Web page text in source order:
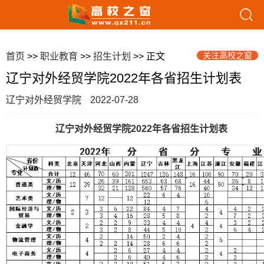
首页 >> 职业教育 >> 招生计划 >> 正文 关注高校之窗
辽宁对外经贸学院2022年各省招生计划表
辽宁对外经贸学院 2022-07-28
辽宁对外经贸学院2022年各省招生计划表